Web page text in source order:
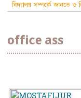
বিদ্যালয় সম্পর্কে জানতে
office ass